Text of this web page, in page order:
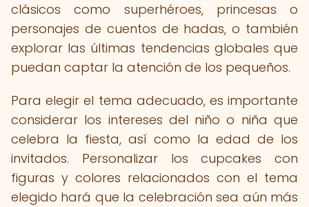
clásicos como superhéroes, princesas o
personajes de cuentos de hadas, o también
explorar las últimas tendencias globales que
puedan captar la atención de los pequeños.
Para elegir el tema adecuado, es importante
considerar los intereses del niño o niña que
celebra la fiesta, así como la edad de los
invitados. Personalizar los cupcakes con
figuras y colores relacionados con el tema
elegido hará que la celebración sea aún más